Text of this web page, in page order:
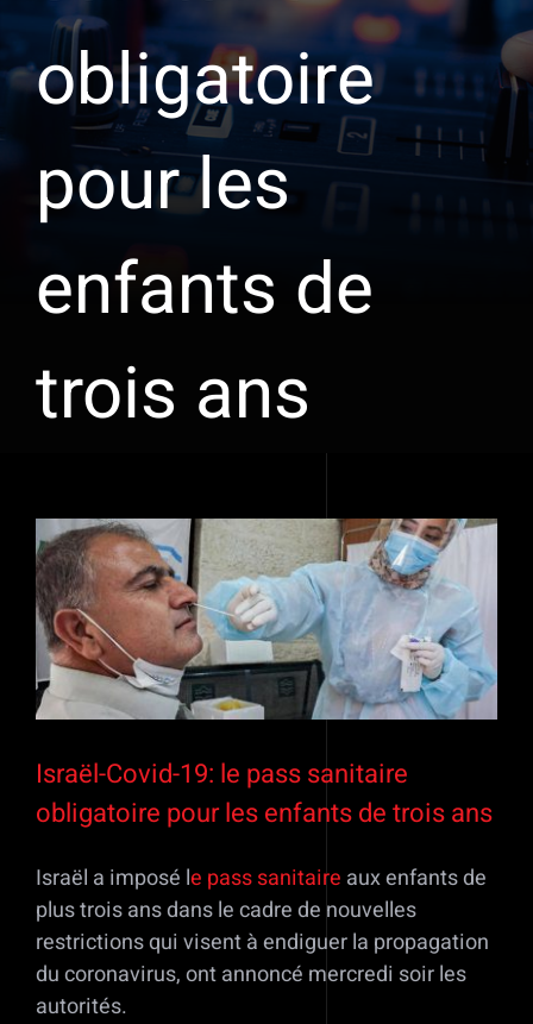
obligatoire
pour les
enfants de
trois ans
Voir
l'image
agrandie
Israël-Covid-19: le pass sanitaire
obligatoire pour les enfants de trois ans
Israël a imposé le pass sanitaire aux enfants de
plus trois ans dans le cadre de nouvelles
restrictions qui visent à endiguer la propagation
du coronavirus, ont annoncé mercredi soir les
autorités.